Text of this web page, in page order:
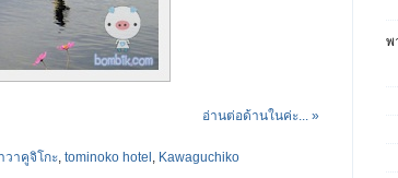
อ่านต่อด้านในค่ะ... »
วาคูจิโกะ, tominoko hotel , Kawaguchiko
พ